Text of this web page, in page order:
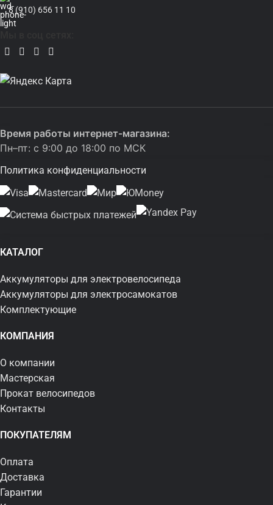
8 (910) 656 11 10
Время работы интернет-магазина:
Пн–пт: с 9:00 до 18:00 по МСК
Политика конфиденциальности
КАТАЛОГ
Аккумуляторы для электровелосипеда
Аккумуляторы для электросамокатов
Комплектующие
КОМПАНИЯ
О компании
Мастерская
Прокат велосипедов
Контакты
ПОКУПАТЕЛЯМ
Оплата
Доставка
Гарантии